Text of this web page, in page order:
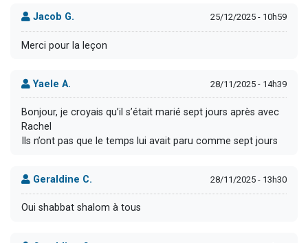
Jacob G. 25/12/2025 - 10h59
Merci pour la leçon
Yaele A. 28/11/2025 - 14h39
Bonjour, je croyais qu’il s’était marié sept jours après avec
Rachel
Ils n’ont pas que le temps lui avait paru comme sept jours
Geraldine C. 28/11/2025 - 13h30
Oui shabbat shalom à tous